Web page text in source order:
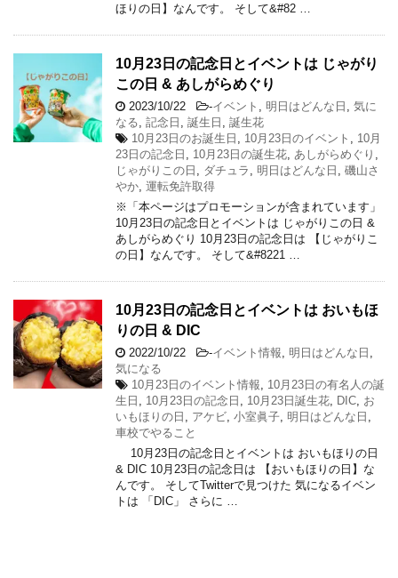
ほりの日】なんです。 そして&#82 …
10月23日の記念日とイベントは じゃがり
この日 & あしがらめぐり
2023/10/22 -イベント 明日はどんな日
気に
なる 記念日 誕生日
誕生花
10月23日のお誕生日
10月23日のイベント
10月
23日の記念日
10月23日の誕生花 あしがらめぐり
じゃがりこの日
ダチュラ 明日はどんな日
磯山さ
やか 運転免許取得
※「本ページはプロモーションが含まれています」
10月23日の記念日とイベントは じゃがりこの日 &
あしがらめぐり 10月23日の記念日は 【じゃがりこ
の日】なんです。 そして&#8221 …
10月23日の記念日とイベントは おいもほ
りの日 & DIC
2022/10/22 -イベント情報 明日はどんな日
気になる
10月23日のイベント情報
10月23日の有名人の誕
生日
10月23日の記念日 10月23日誕生花 DIC お
いもほりの日
アケビ 小室眞子 明日はどんな日
車校でやること
10月23日の記念日とイベントは おいもほりの日
& DIC 10月23日の記念日は 【おいもほりの日】な
んです。 そしてTwitterで見つけた 気になるイベン
トは 「DIC」 さらに …